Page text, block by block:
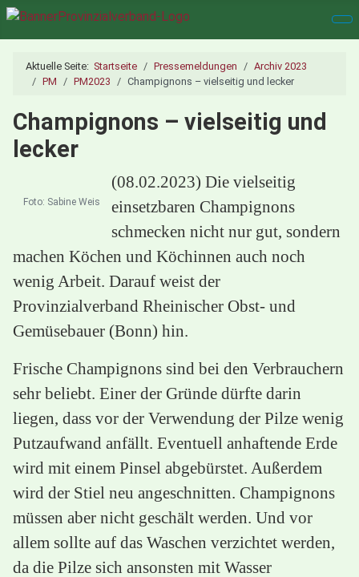
Aktuelle Seite: Startseite Pressemeldungen
Archiv 2023
PM
PM2023 Champignons – vielseitig und lecker
Champignons – vielseitig und
lecker
Foto: Sabine Weis
(08.02.2023) Die vielseitig
einsetzbaren Champignons
schmecken nicht nur gut, sondern
machen Köchen und Köchinnen auch noch
wenig Arbeit. Darauf weist der
Provinzialverband Rheinischer Obst- und
Gemüsebauer (Bonn) hin.
Frische Champignons sind bei den Verbrauchern
sehr beliebt. Einer der Gründe dürfte darin
liegen, dass vor der Verwendung der Pilze wenig
Putzaufwand anfällt. Eventuell anhaftende Erde
wird mit einem Pinsel abgebürstet. Außerdem
wird der Stiel neu angeschnitten. Champignons
müssen aber nicht geschält werden. Und vor
allem sollte auf das Waschen verzichtet werden,
da die Pilze sich ansonsten mit Wasser